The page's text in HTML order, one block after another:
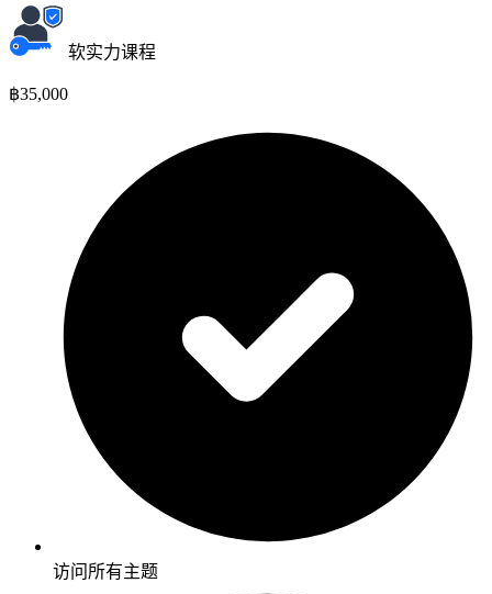
软实力课程
฿35,000
访问所有主题